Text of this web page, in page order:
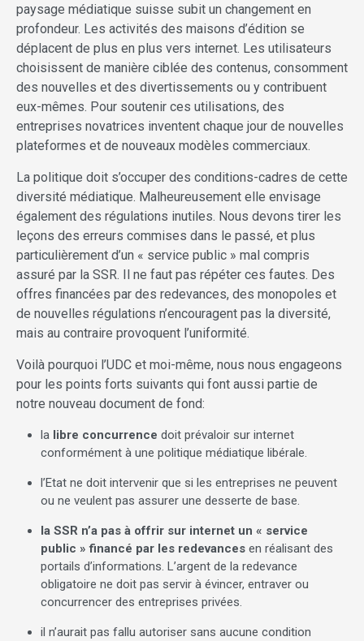
paysage médiatique suisse subit un changement en
profondeur. Les activités des maisons d’édition se
déplacent de plus en plus vers internet. Les utilisateurs
choisissent de manière ciblée des contenus, consomment
des nouvelles et des divertissements ou y contribuent
eux-mêmes. Pour soutenir ces utilisations, des
entreprises novatrices inventent chaque jour de nouvelles
plateformes et de nouveaux modèles commerciaux.
La politique doit s’occuper des conditions-cadres de cette
diversité médiatique. Malheureusement elle envisage
également des régulations inutiles. Nous devons tirer les
leçons des erreurs commises dans le passé, et plus
particulièrement d’un « service public » mal compris
assuré par la SSR. Il ne faut pas répéter ces fautes. Des
offres financées par des redevances, des monopoles et
de nouvelles régulations n’encouragent pas la diversité,
mais au contraire provoquent l’uniformité.
Voilà pourquoi l’UDC et moi-même, nous nous engageons
pour les points forts suivants qui font aussi partie de
notre nouveau document de fond:
la libre concurrence doit prévaloir sur internet
conformément à une politique médiatique libérale.
l’Etat ne doit intervenir que si les entreprises ne peuvent
ou ne veulent pas assurer une desserte de base.
la SSR n’a pas à offrir sur internet un « service
public » financé par les redevances en réalisant des
portails d’informations. L’argent de la redevance
obligatoire ne doit pas servir à évincer, entraver ou
concurrencer des entreprises privées.
il n’aurait pas fallu autoriser sans aucune condition